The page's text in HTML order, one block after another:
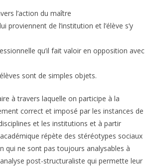
l’action du maître
de l’institution et l’élève s’y
qu’il fait valoir en opposition avec
sont de simples objets.
à travers laquelle on participe à la
correct et imposé par les instances de
et les institutions et à partir
répète des stéréotypes sociaux
qui ne sont pas toujours analysables à
post-structuraliste qui permette leur